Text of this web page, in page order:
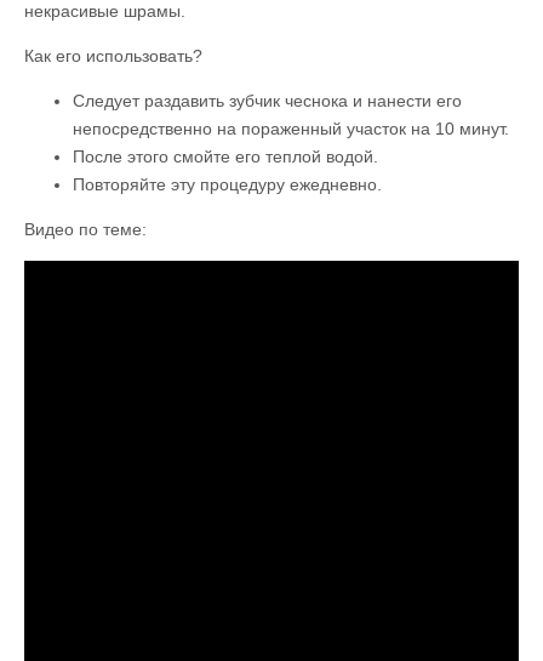
некрасивые шрамы.
Как его использовать?
Следует раздавить зубчик чеснока и нанести его
непосредственно на пораженный участок на 10 минут.
После этого смойте его теплой водой.
Повторяйте эту процедуру ежедневно.
Видео по теме: